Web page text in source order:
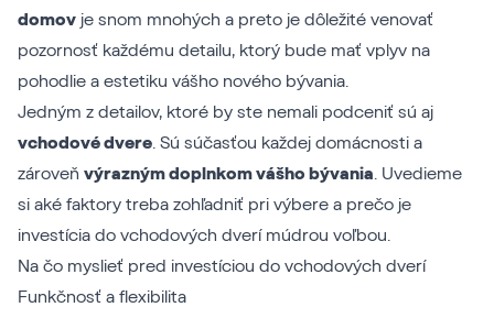
domov je snom mnohých a preto je dôležité venovať
pozornosť každému detailu, ktorý bude mať vplyv na
pohodlie a estetiku vášho nového bývania.
Jedným z detailov, ktoré by ste nemali podceniť sú aj
vchodové dvere. Sú súčasťou každej domácnosti a
zároveň výrazným doplnkom vášho bývania. Uvedieme
si aké faktory treba zohľadniť pri výbere a prečo je
investícia do vchodových dverí múdrou voľbou.
Na čo myslieť pred investíciou do vchodových dverí
Funkčnosť a flexibilita